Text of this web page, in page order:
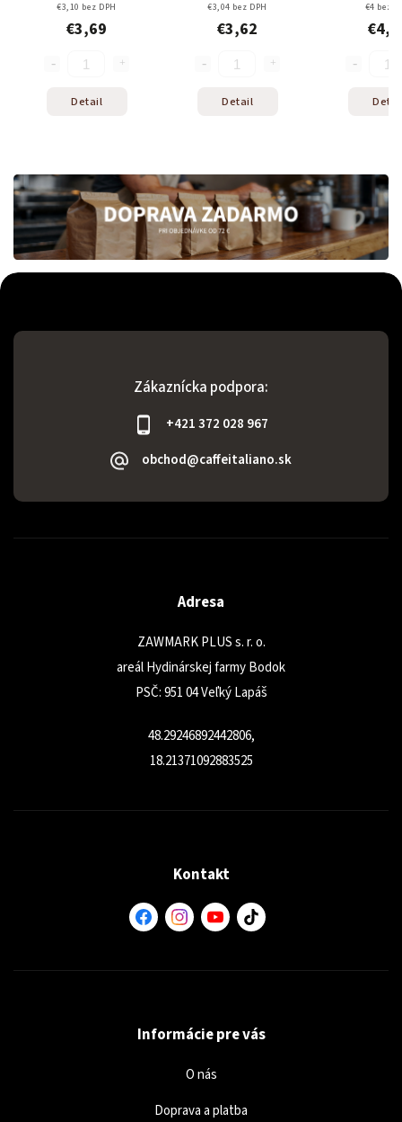
€3,10 bez DPH
€3,69
Detail
€3,04 bez DPH
€3,62
Detail
€4 bez
Zákaznícka podpora:
+421 372 028 967
obchod@caffeitaliano.sk
Adresa
ZAWMARK PLUS s. r. o.
areál Hydinárskej farmy Bodok
PSČ: 951 04 Veľký Lapáš
48.29246892442806,
18.21371092883525
Kontakt
Informácie pre vás
O nás
Doprava a platba